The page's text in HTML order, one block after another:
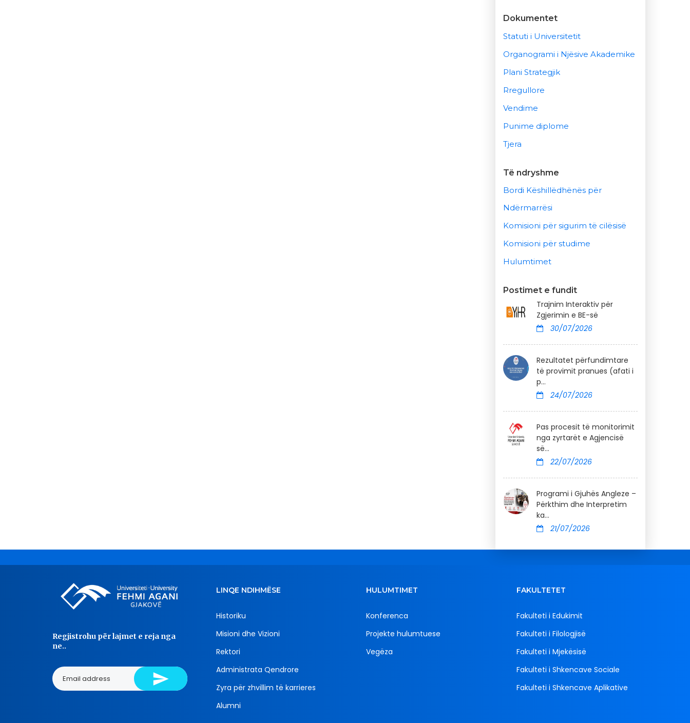
Dokumentet
Statuti i Universitetit
Organogrami i Njësive Akademike
Plani Strategjik
Rregullore
Vendime
Punime diplome
Tjera
Të ndryshme
Bordi Këshillëdhënës për
Ndërmarrësi
Komisioni për sigurim të cilësisë
Komisioni për studime
Hulumtimet
Postimet e fundit
Trajnim Interaktiv për
Zgjerimin e BE-së
30/07/2026
Rezultatet përfundimtare
të provimit pranues (afati i
p...
24/07/2026
Pas procesit të monitorimit
nga zyrtarët e Agjencisë
së...
22/07/2026
Programi i Gjuhës Angleze –
Përkthim dhe Interpretim
ka...
21/07/2026
Regjistrohu për lajmet e reja nga
ne..
LINQE NDIHMËSE
Historiku
Misioni dhe Vizioni
Rektori
Administrata Qendrore
Zyra për zhvillim të karrieres
Alumni
HULUMTIMET
Konferenca
Projekte hulumtuese
Vegëza
FAKULTETET
Fakulteti i Edukimit
Fakulteti i Filologjisë
Fakulteti i Mjekësisë
Fakulteti i Shkencave Sociale
Fakulteti i Shkencave Aplikative